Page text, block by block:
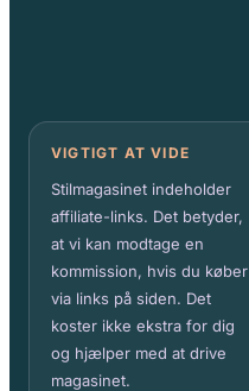
VIGTIGT AT VIDE
Stilmagasinet indeholder
affiliate-links. Det betyder,
at vi kan modtage en
kommission, hvis du køber
via links på siden. Det
koster ikke ekstra for dig
og hjælper med at drive
magasinet.